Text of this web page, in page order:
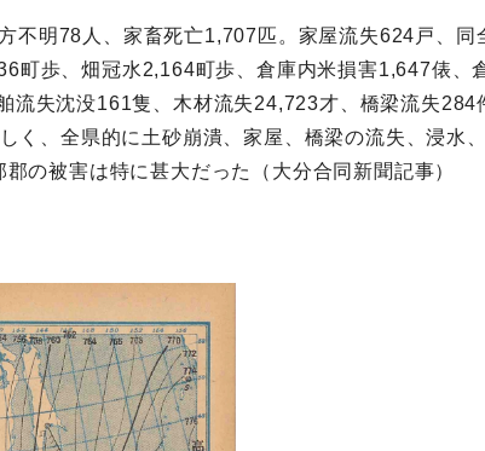
不明78人、家畜死亡1,707匹。家屋流失624戸、
町歩、畑冠水2,164町歩、倉庫内米損害1,647俵、
流失沈没161隻、木材流失24,723才、橋梁流失
く、全県的に土砂崩潰、家屋、橋梁の流失、浸水
の被害は特に甚大だった（大分合同新聞記事）